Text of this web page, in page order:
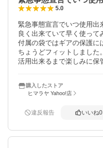
5.0
緊急事態宣言でいつ使用出
良く出来ていて早く使って
付属の袋ではギアの保護に
ちょうどフィットしました。
活用出来るまで楽しみに保
購入したストア
ヒマラヤ Yahoo!店
違反報告 いいね0